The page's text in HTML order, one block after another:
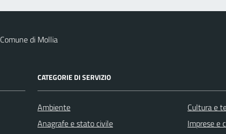
Comune di Mollia
CATEGORIE DI SERVIZIO
Ambiente
Anagrafe e stato civile
Cultura e
Imprese e